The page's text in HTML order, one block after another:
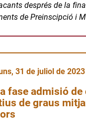
després de la
de Preinscipció i
31 de juliol de 2023
fase admisió de
de graus